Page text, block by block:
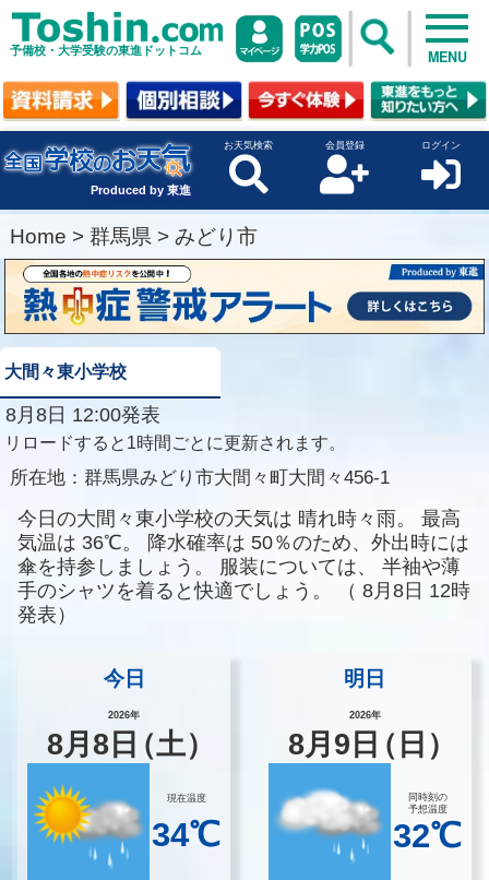
予備校・大学受験の東進ドットコム MENU
Produced by 東進
お天気検索 会員登録 ログイン
Home > 群馬県 > みどり市
大間々東小学校
8月8日 12:00発表
リロードすると1時間ごとに更新されます。
所在地： 群馬県みどり市大間々町大間々456-1
今日の大間々東小学校の天気は 晴れ時々雨。
最高
気温は 36℃。 降水確率は 50％のため、外出時には
傘を持参しましょう。
服装については、
半袖や薄
手のシャツを着ると快適でしょう。
（ 8月8日 12時
発表）
今日
2026年
8月8 日（土）
現在温度
34℃
明日
2026年
8月 9 日（日）
同時刻の
予想温度
32℃